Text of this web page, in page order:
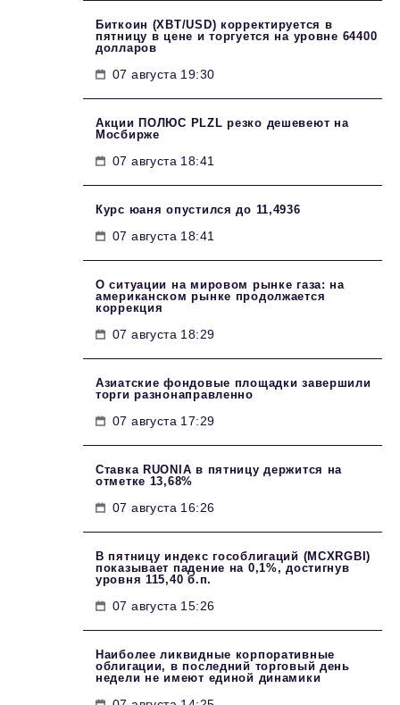
Биткоин (XBT/USD) корректируется в
пятницу в цене и торгуется на уровне 64400
долларов
07 августа 19:30
Акции ПОЛЮС PLZL резко дешевеют на
Мосбирже
07 августа 18:41
Курс юаня опустился до 11,4936
07 августа 18:41
О ситуации на мировом рынке газа: на
американском рынке продолжается
коррекция
07 августа 18:29
Азиатские фондовые площадки завершили
торги разнонаправленно
07 августа 17:29
Ставка RUONIA в пятницу держится на
отметке 13,68%
07 августа 16:26
В пятницу индекс гособлигаций (MCXRGBI)
показывает падение на 0,1%, достигнув
уровня 115,40 б.п.
07 августа 15:26
Наиболее ликвидные корпоративные
облигации, в последний торговый день
недели не имеют единой динамики